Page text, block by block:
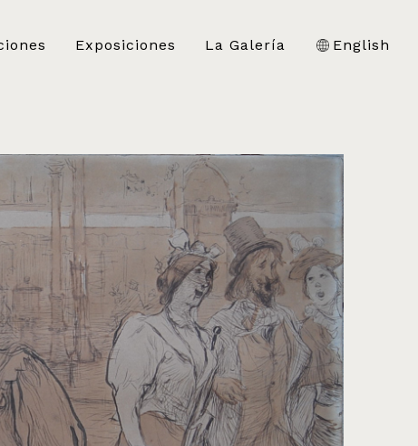
Exposiciones La Galería English